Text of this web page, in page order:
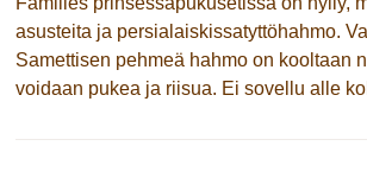
asusteita ja persialaiskissatyttöhahmo.
Samettisen pehmeä hahmo on kooltaan
voidaan pukea ja riisua. Ei sovellu alle